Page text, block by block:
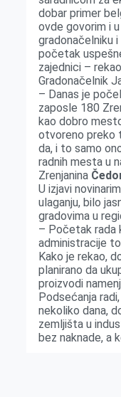
dobar primer
ovde govorim i
gradonačelniku
početak
zajednici –
Gradonačelnik
– Danas je
zaposle 180
kao dobro
otvoreno preko
da, i to samo
radnih mesta u
Zrenjanina
U izjavi
ulaganju, bilo
gradovima u
– Početak rada
administracije
Kako je rekao,
planirano da
proizvodi
Podsećanja
nekoliko dana,
zemljišta u
bez naknade, a